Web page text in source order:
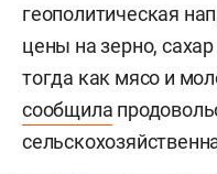
геополитическая
цены на зерно,
тогда как мясо и
сообщила